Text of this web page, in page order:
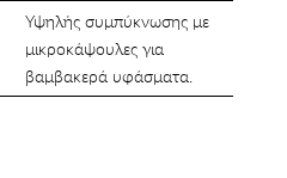
Υψηλής συμπύκνωσης με
μικροκάψουλες για
βαμβακερά υφάσματα.